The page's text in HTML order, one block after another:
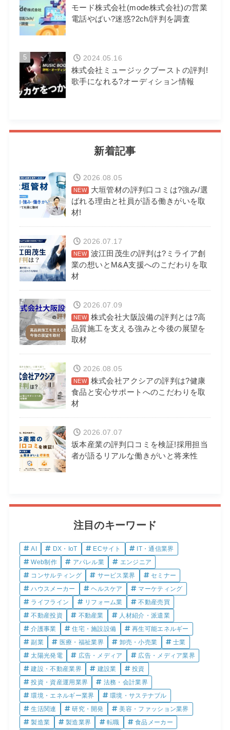
モード株式会社(mode株式会社)の営業
電話やばい?迷惑?2ch/評判を調査
5
株式会社ミュージックブーストの評判!
歌手になれる?オーディション情報
2024.05.16
新着記事
大垣管材の評判口コミは?強み/選
ばれる理由と社員が語る働きがいを取
材!
2026.08.05
波江田茂生の評判は?ミライア創
業の想いとM&A支援へのこだわりを取
材
2026.07.17
株式会社大阪設備の評判とは?高
品質施工を支える強みと今後の展望を
取材
2026.07.09
株式会社アクシアの評判は?健康
食品と安心サポートへのこだわりを取
材
2026.08.05
坂本産業の評判口コミを検証!採用担当
者が語るリアルな働きがいと将来性
2026.07.07
注目のキーワード
AI DX・IoT ECサイト
IT・通信業界
Web制作
アパレル業
エンジニア
コンサルティング
サービス業界
セミナー
ハウスメーカー
ヘルスケア
マーケティング
ライフライン
リフォーム業
不動産売買
不動産投資
不動産業
人材紹介・派遣業
介護事業
住宅・施設設備
再生可能エネルギー
副業
医療・福祉業界 卸売・小売業
士業
太陽光発電
広告・メディア
広告・メディア業界
建設・不動産業界
建設業
投資
投資・資産運用業界
法務・会計業界
環境・エネルギー業界
環境・サステナブル
生活関連
研究・開発
美容・ファッション業界
製造業
製造業界 転職
食品メーカー